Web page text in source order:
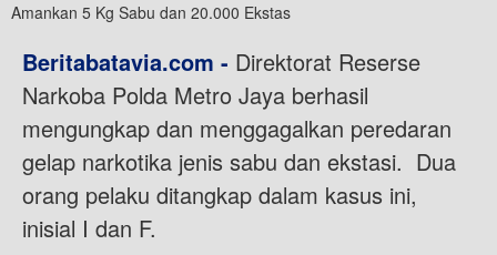
Beritabatavia.com - Direktorat Reserse
Narkoba Polda Metro Jaya berhasil
mengungkap dan menggagalkan peredaran
gelap narkotika jenis sabu dan ekstasi. Dua
orang pelaku ditangkap dalam kasus ini,
inisial I dan F.